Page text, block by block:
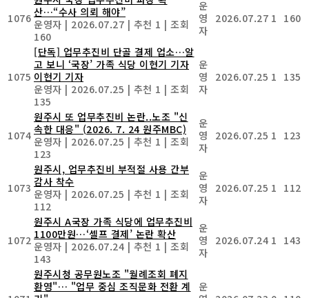
1076 산…“수사 의뢰 해야”
운영자 | 2026.07.27 | 추천 1 | 조회
160
운
영
자
2026.07.27 1 160
1075
[단독] 업무추진비 단골 결제 업소…알
고 보니 ‘국장’ 가족 식당 이현기 기자
이현기 기자
운영자 | 2026.07.25 | 추천 1 | 조회
135
운
영
자
2026.07.25 1 135
1074
원주시 또 업무추진비 논란..노조 "신
속한 대응" (2026. 7. 24 원주MBC)
운영자 | 2026.07.25 | 추천 1 | 조회
123
운
영
자
2026.07.25 1 123
1073
원주시, 업무추진비 부적절 사용 간부
감사 착수
운영자 | 2026.07.25 | 추천 1 | 조회
112
운
영
자
2026.07.25 1 112
1072
원주시 A국장 가족 식당에 업무추진비
1100만원…‘셀프 결제’ 논란 확산
운영자 | 2026.07.24 | 추천 1 | 조회
143
운
영
자
2026.07.24 1 143
원주시청 공무원노조 "월례조회 폐지
환영"… "업무 중심 조직문화 전환 계
운